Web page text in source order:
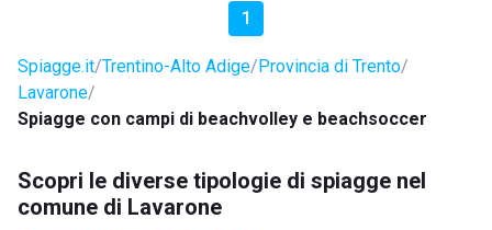
1
Spiagge.it Trentino-Alto Adige Provincia di Trento
Lavarone
Spiagge con campi di beachvolley e beachsoccer
Scopri le diverse tipologie di spiagge nel
comune di Lavarone